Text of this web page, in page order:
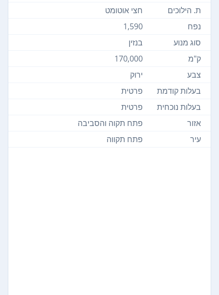
ת. הילוכים
חצי אוטומט
נפח
1,590
סוג מנוע
בנזין
ק"מ
170,000
צבע
ירוק
בעלות קודמת
פרטית
בעלות נוכחית
פרטית
אזור
פתח תקוה והסביבה
עיר
פתח תקווה